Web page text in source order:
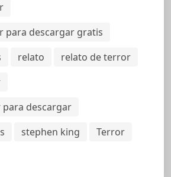
para descargar gratis
relato
relato de terror
descargar
stephen king
Terror